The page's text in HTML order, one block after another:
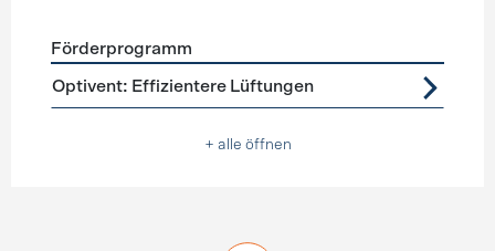
Förderprogramme Lüftung
Förderprogramm
Optivent: Effizientere Lüftungen
+ alle öffnen